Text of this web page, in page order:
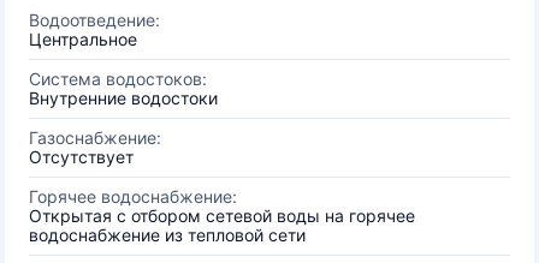
Водоотведение:
Центральное
Система водостоков:
Внутренние водостоки
Газоснабжение:
Отсутствует
Горячее водоснабжение:
Открытая с отбором сетевой воды на горячее
водоснабжение из тепловой сети